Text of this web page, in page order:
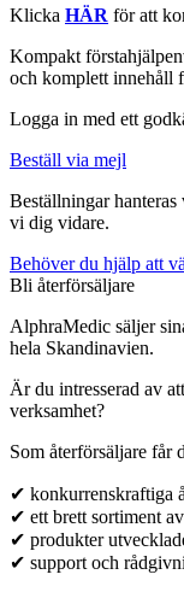
Klicka HÄR för att
Kompakt
och komplett innehåll
Logga in med ett
Beställ via mejl
Beställningar
vi dig vidare.
Behöver du hjälp att
Bli återförsäljare
AlphraMedic säljer
hela Skandinavien.
Är du intresserad av
verksamhet?
Som återförsäljare får
✔ konkurrenskraftiga
✔ ett brett sortiment
✔ produkter
✔ support och